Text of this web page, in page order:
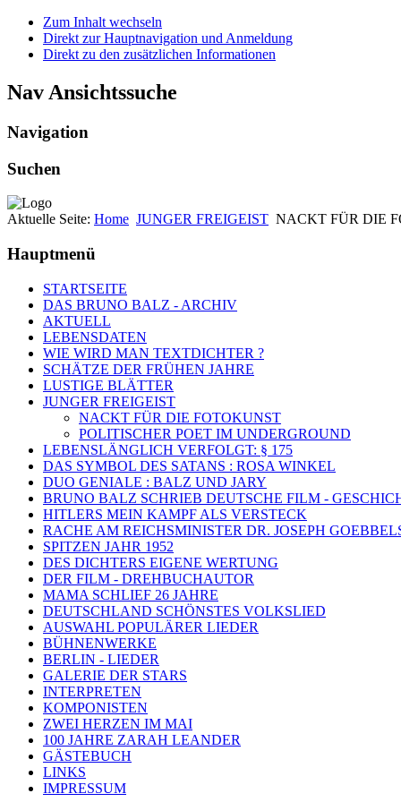
Zum Inhalt wechseln
Direkt zur Hauptnavigation und Anmeldung
Direkt zu den zusätzlichen Informationen
Nav Ansichtssuche
Navigation
Suchen
Aktuelle Seite: Home JUNGER FREIGEIST NACKT FÜR DIE
Hauptmenü
STARTSEITE
DAS BRUNO BALZ - ARCHIV
AKTUELL
LEBENSDATEN
WIE WIRD MAN TEXTDICHTER ?
SCHÄTZE DER FRÜHEN JAHRE
LUSTIGE BLÄTTER
JUNGER FREIGEIST
NACKT FÜR DIE FOTOKUNST
POLITISCHER POET IM UNDERGROUND
LEBENSLÄNGLICH VERFOLGT: § 175
DAS SYMBOL DES SATANS : ROSA WINKEL
DUO GENIALE : BALZ UND JARY
BRUNO BALZ SCHRIEB DEUTSCHE FILM -
HITLERS MEIN KAMPF ALS VERSTECK
RACHE AM REICHSMINISTER DR. JOSEPH
SPITZEN JAHR 1952
DES DICHTERS EIGENE WERTUNG
DER FILM - DREHBUCHAUTOR
MAMA SCHLIEF 26 JAHRE
DEUTSCHLAND SCHÖNSTES VOLKSLIED
AUSWAHL POPULÄRER LIEDER
BÜHNENWERKE
BERLIN - LIEDER
GALERIE DER STARS
INTERPRETEN
KOMPONISTEN
ZWEI HERZEN IM MAI
100 JAHRE ZARAH LEANDER
GÄSTEBUCH
LINKS
IMPRESSUM